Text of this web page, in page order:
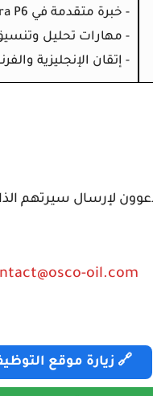
- خبرة متقدمة في Primavera P6
- مهارات تحليل
- إتقان الإنجليزية
لإرسال سيرتهم
oil.com
🔗 زيارة موقع